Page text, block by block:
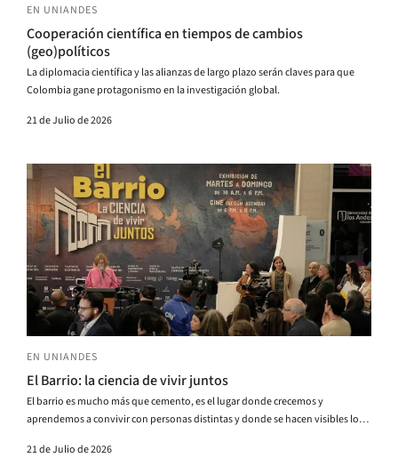
EN UNIANDES
Cooperación científica en tiempos de cambios
(geo)políticos
La diplomacia científica y las alianzas de largo plazo serán claves para que
Colombia gane protagonismo en la investigación global.
21 de Julio de 2026
EN UNIANDES
El Barrio: la ciencia de vivir juntos
El barrio es mucho más que cemento, es el lugar donde crecemos y
aprendemos a convivir con personas distintas y donde se hacen visibles los
21 de Julio de 2026